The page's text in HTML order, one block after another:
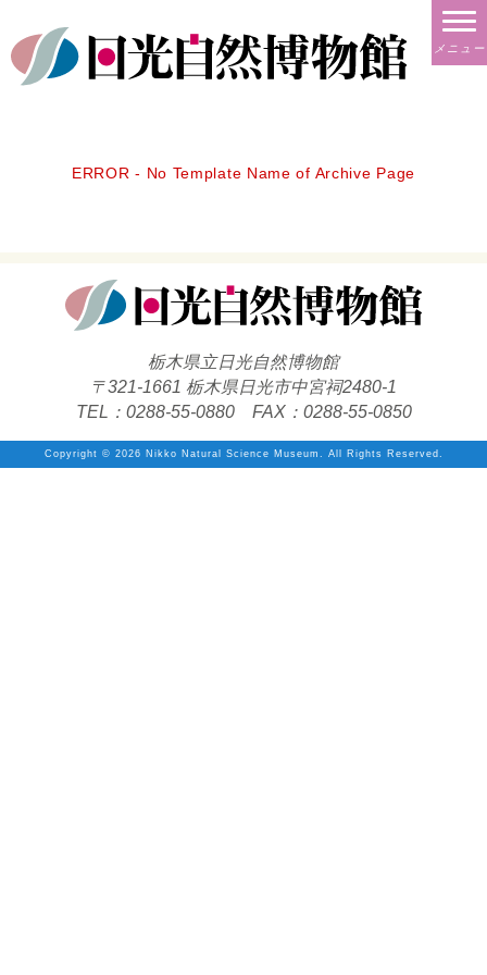
メニュー
ERROR - No Template Name of Archive Page
栃木県立日光自然博物館
〒321-1661 栃木県日光市中宮祠2480-1
TEL：0288-55-0880 FAX：0288-55-0850
Copyright © 2026 Nikko Natural Science Museum. All Rights Reserved.